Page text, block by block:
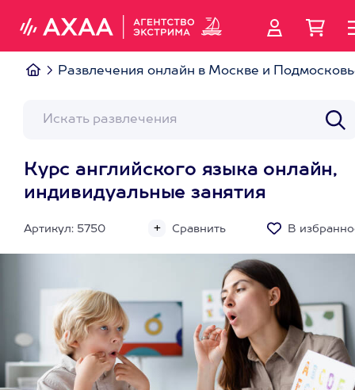
Развлечения онлайн в Москве и
Курс английского языка онлайн,
индивидуальные занятия
Артикул: 5750 Сравнить В